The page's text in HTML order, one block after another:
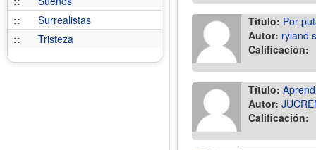
::
Surrealistas
::
Tristeza
Título: Por
Autor: ryland
Calificación:
Título:
Autor:
Calificación: